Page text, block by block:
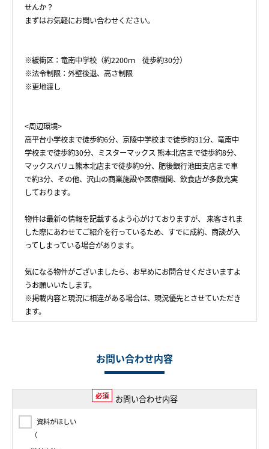
せんか？
まずはお気軽にお問い合わせください。
※緩衝区：竜南中学校（約2200ｍ 徒歩約30分）
※法令制限：外壁後退、高さ制限
※更地渡し
<周辺環境>
高平台小学校まで徒歩約6分、京陵中学校まで徒歩約31分、竜南中
学校まで徒歩約30分、ミスターマックス 熊本北店まで徒歩約8分、
マックスバリュ熊本北店まで徒歩約9分、肥後銀行池田支店まで車
で約3分、その他、沢山の商業施設や医療機関、飲食店が多数充実
しております。
物件は最新の情報を記載するよう心がけておりますが、 来客されま
した際にあわせてご紹介を行っているため、すでに成約、商談が入
ってしまっている場合があります。
気になる物件がございましたら、お早めにお問合せくださいますよ
うお願いいたします。
※掲載内容と現況に相違がある場合は、現況優先とさせていただき
ます。
お問い合わせ内容
必須 お問い合わせ内容
資料がほしい
（